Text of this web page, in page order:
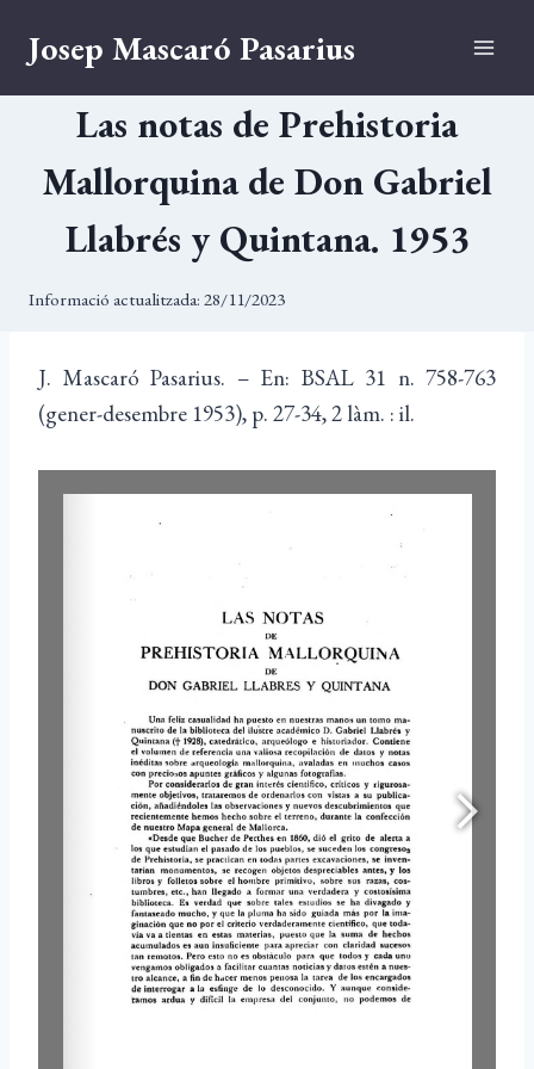
contingut
Josep Mascaró Pasarius
Las notas de Prehistoria
Mallorquina de Don Gabriel
Llabrés y Quintana. 1953
Informació actualitzada: 28/11/2023
J. Mascaró Pasarius. – En: BSAL 31 n. 758-763
(gener-desembre 1953), p. 27-34, 2 làm. : il.